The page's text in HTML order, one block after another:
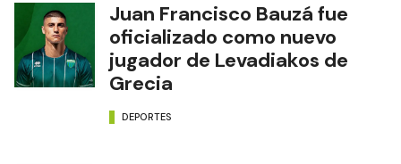
Juan Francisco Bauzá fue
oficializado como nuevo
jugador de Levadiakos de
Grecia
DEPORTES